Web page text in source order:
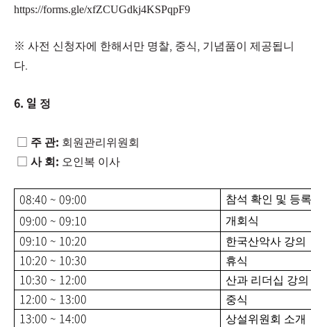
https://forms.gle/xfZCUGdkj4KSPqpF9
※ 사전 신청자에 한해서만 명찰, 중식, 기념품이 제공됩니
다.
6. 일 정
□ 주 관: 회원관리위원회
□ 사 회 : 오인복 이사
08:40 ~ 09:00 참석 확인 및 등록
09:00 ~ 09:10 개회식
09:10 ~ 10:20 한국산악사 강의
10:20 ~ 10:30 휴식
10:30 ~ 12:00 산과 리더십 강의
12:00 ~ 13:00 중식
13:00 ~ 14:00 상설위원회 소개